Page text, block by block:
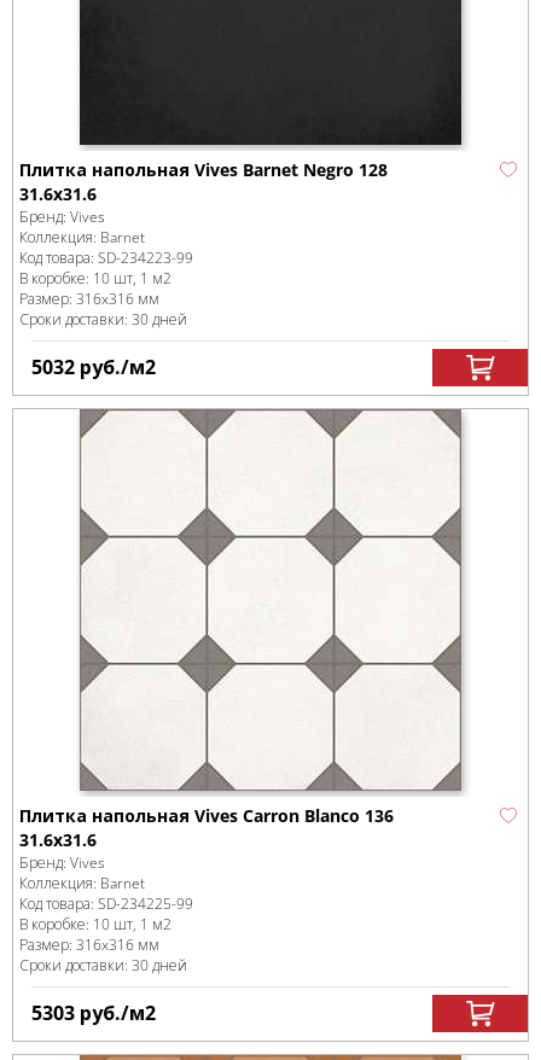
Плитка напольная Vives Barnet Negro 128
31.6x31.6
Бренд: Vives
Коллекция: Barnet
Код товара: SD-234223-99
В коробке: 10 шт, 1 м2
Размер: 316x316 мм
Сроки доставки: 30 дней
5032 руб./м2
Плитка напольная Vives Carron Blanco 136
31.6x31.6
Бренд: Vives
Коллекция: Barnet
Код товара: SD-234225-99
В коробке: 10 шт, 1 м2
Размер: 316x316 мм
Сроки доставки: 30 дней
5303 руб./м2